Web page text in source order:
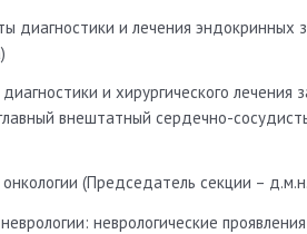
диагностики и лечения эндокринных
и хирургического
внештатный сердечно-
онкологии (Председатель секции –
неврологические